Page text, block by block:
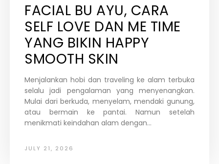
FACIAL BU AYU, CARA
SELF LOVE DAN ME TIME
YANG BIKIN HAPPY
SMOOTH SKIN
Menjalankan hobi dan traveling ke alam terbuka
selalu jadi pengalaman yang menyenangkan.
Mulai dari berkuda, menyelam, mendaki gunung,
atau bermain ke pantai. Namun setelah
menikmati keindahan alam dengan...
JULY 21, 2026